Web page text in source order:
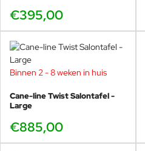
€395,00
Binnen 2 - 8 weken in huis
Cane-line Twist Salontafel -
Large
€885,00